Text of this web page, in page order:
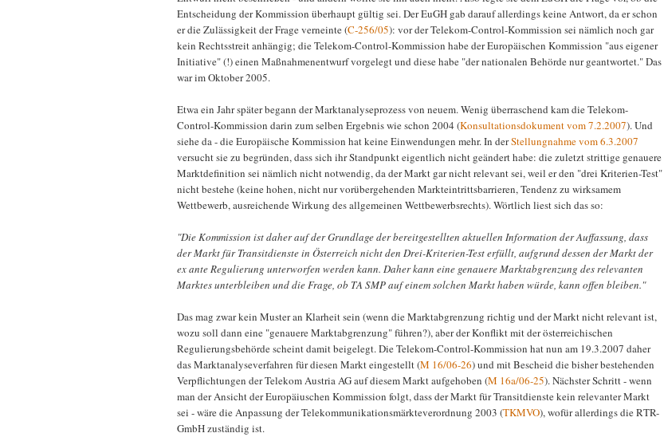
Entscheidung der Kommission überhaupt gültig sei. Der EuGH gab darauf allerdings keine Antwort, da er schon
er die Zulässigkeit der Frage verneinte (C‑256/05): vor der Telekom-Control-Kommission sei nämlich noch gar
kein Rechtsstreit anhängig; die Telekom-Control-Kommission habe der Europäischen Kommission "aus eigener
Initiative" (!) einen Maßnahmenentwurf vorgelegt und diese habe "der nationalen Behörde nur geantwortet." Das
war im Oktober 2005.
Etwa ein Jahr später begann der Marktanalyseprozess von neuem. Wenig überraschend kam die Telekom-
Control-Kommission darin zum selben Ergebnis wie schon 2004 (Konsultationsdokument vom 7.2.2007). Und
siehe da - die Europäische Kommission hat keine Einwendungen mehr. In derStellungnahme vom 6.3.2007
versucht sie zu begründen, dass sich ihr Standpunkt eigentlich nicht geändert habe: die zuletzt strittige genauere
Marktdefinition sei nämlich nicht notwendig, da der Markt gar nicht relevant sei, weil er den "drei Kriterien-Test"
nicht bestehe (keine hohen, nicht nur vorübergehenden Markteintrittsbarrieren, Tendenz zu wirksamem
Wettbewerb, ausreichende Wirkung des allgemeinen Wettbewerbsrechts). Wörtlich liest sich das so:
"Die Kommission ist daher auf der Grundlage der bereitgestellten aktuellen Information der Auffassung, dass
der Markt für Transitdienste in Österreich nicht den Drei-Kriterien-Test erfüllt, aufgrund dessen der Markt der
ex ante Regulierung unterworfen werden kann. Daher kann eine genauere Marktabgrenzung des relevanten
Marktes unterbleiben und die Frage, ob TA SMP auf einem solchen Markt haben würde, kann offen bleiben."
Das mag zwar kein Muster an Klarheit sein (wenn die Marktabgrenzung richtig und der Markt nicht relevant ist,
wozu soll dann eine "genauere Marktabgrenzung" führen?), aber der Konflikt mit der österreichischen
Regulierungsbehörde scheint damit beigelegt. Die Telekom-Control-Kommission hat nun am 19.3.2007 daher
das Marktanalyseverfahren für diesen Markt eingestellt (M 16/06-26) und mit Bescheid die bisher bestehenden
Verpflichtungen der Telekom Austria AG auf diesem Markt aufgehoben (M 16a/06-25). Nächster Schritt - wenn
man der Ansicht der Europäiuschen Kommission folgt, dass der Markt für Transitdienste kein relevanter Markt
sei - wäre die Anpassung der Telekommunikationsmärkteverordnung 2003 (TKMVO), wofür allerdings die RTR-
GmbH zuständig ist.